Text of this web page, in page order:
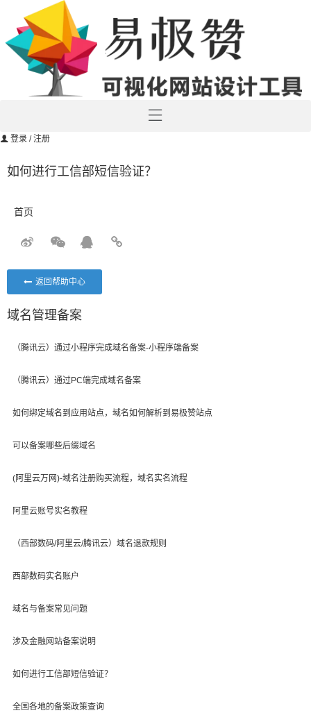
登录 / 注册
如何进行工信部短信验证？
首页
返回帮助中心
域名管理备案
（腾讯云）通过小程序完成域名备案-小程序端备案
（腾讯云）通过PC端完成域名备案
如何绑定域名到应用站点，域名如何解析到易极赞站点
可以备案哪些后缀域名
(阿里云万网)-域名注册购买流程，域名实名流程
阿里云账号实名教程
（西部数码/阿里云/腾讯云）域名退款规则
西部数码实名账户
域名与备案常见问题
涉及金融网站备案说明
如何进行工信部短信验证？
全国各地的备案政策查询